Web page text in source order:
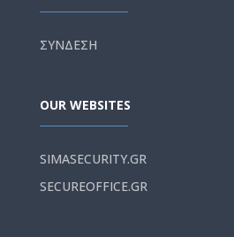
ΣΥΝΔΕΣΗ
OUR WEBSITES
SIMASECURITY.GR
SECUREOFFICE.GR